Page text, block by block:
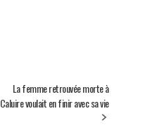
La femme retrouvée morte à
Caluire voulait en finir avec sa vie